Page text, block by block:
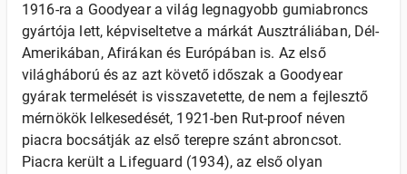
1916-ra a Goodyear a világ legnagyobb gumiabroncs
gyártója lett, képviseltetve a márkát Ausztráliában, Dél-
Amerikában, Afirákan és Európában is. Az első
világháború és az azt követő időszak a Goodyear
gyárak termelését is visszavetette, de nem a fejlesztő
mérnökök lelkesedését, 1921-ben Rut-proof néven
piacra bocsátják az első terepre szánt abroncsot.
Piacra került a Lifeguard (1934), az első olyan